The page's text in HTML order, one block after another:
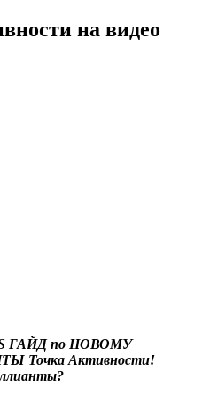
на видео
ГАЙД по НОВОМУ
Точка Активности!